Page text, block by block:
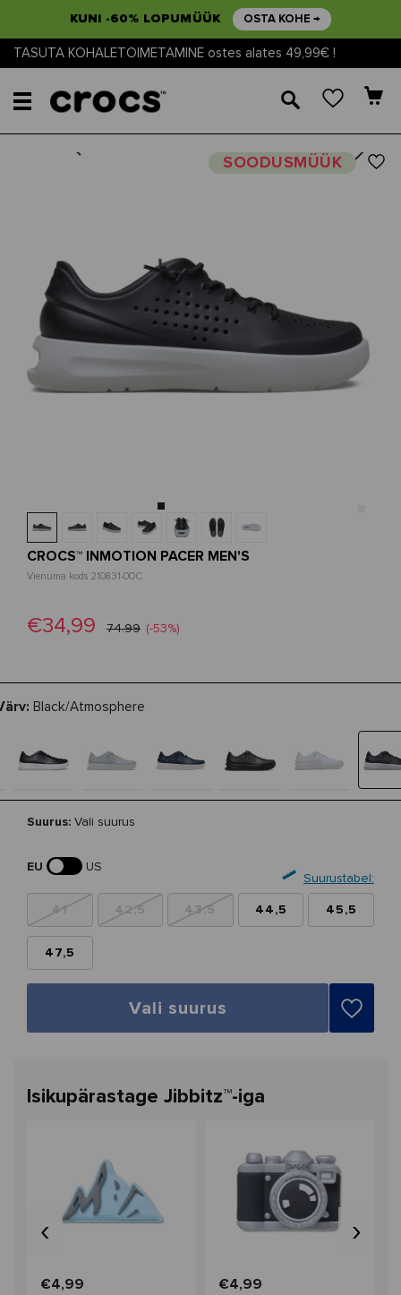
KUNI -60% LOPUMÜÜK OSTA KOHE →
TASUTA KOHALETOIMETAMINE ostes alates 49,99€ !
🔎
SOODUSMÜÜKNext
CROCS™ INMOTION PACER MEN'S
Vienuma kods 210831-0OC
€34,99 74.99 (-53%)
Black/Atmosphere
Suurus: Vali suurus
EU
US
Suurustabel:
41 42,5 43,5 44,5 45,5
47,5
Vali suurus
Isikupärastage Jibbitz™-iga
€4,99 €4,99
‹ ›